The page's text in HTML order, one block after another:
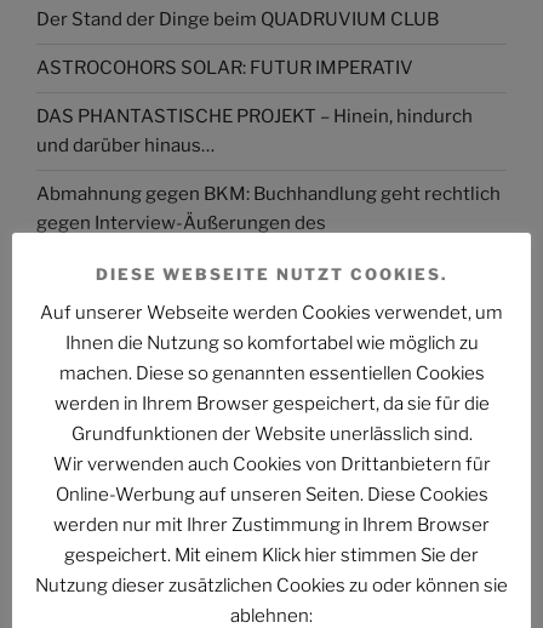
Der Stand der Dinge beim QUADRUVIUM CLUB
ASTROCOHORS SOLAR: FUTUR IMPERATIV
DAS PHANTASTISCHE PROJEKT – Hinein, hindurch
und darüber hinaus…
Abmahnung gegen BKM: Buchhandlung geht rechtlich
gegen Interview-Äußerungen des
The Billion Dollar Man – The Last Laugh Syndicate –
ARCHIV
Archiv
DIESE WEBSEITE NUTZT COOKIES.
Auf unserer Webseite werden Cookies verwendet, um
Ihnen die Nutzung so komfortabel wie möglich zu
machen. Diese so genannten essentiellen Cookies
werden in Ihrem Browser gespeichert, da sie für die
Grundfunktionen der Website unerlässlich sind.
Wir verwenden auch Cookies von Drittanbietern für
Online-Werbung auf unseren Seiten. Diese Cookies
werden nur mit Ihrer Zustimmung in Ihrem Browser
gespeichert. Mit einem Klick hier stimmen Sie der
Nutzung dieser zusätzlichen Cookies zu oder können sie
ablehnen: